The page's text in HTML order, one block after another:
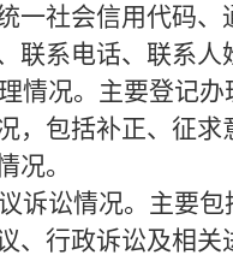
一社会信用代码、
联系电话、联系人
情况。 主要登记办
，包括补正、征求
况。
诉讼情况。 主要包
、行政诉讼及相关